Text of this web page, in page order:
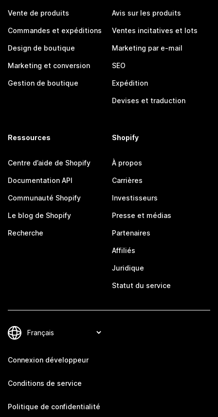
Vente de produits
Commandes et expéditions
Design de boutique
Marketing et conversion
Gestion de boutique
Avis sur les produits
Ventes incitatives et lots
Marketing par e-mail
SEO
Expédition
Devises et traduction
Ressources
Centre d’aide de Shopify
Documentation API
Communauté Shopify
Le blog de Shopify
Recherche
Shopify
À propos
Carrières
Investisseurs
Presse et médias
Partenaires
Affiliés
Juridique
Statut du service
Connexion développeur
Conditions de service
Politique de confidentialité